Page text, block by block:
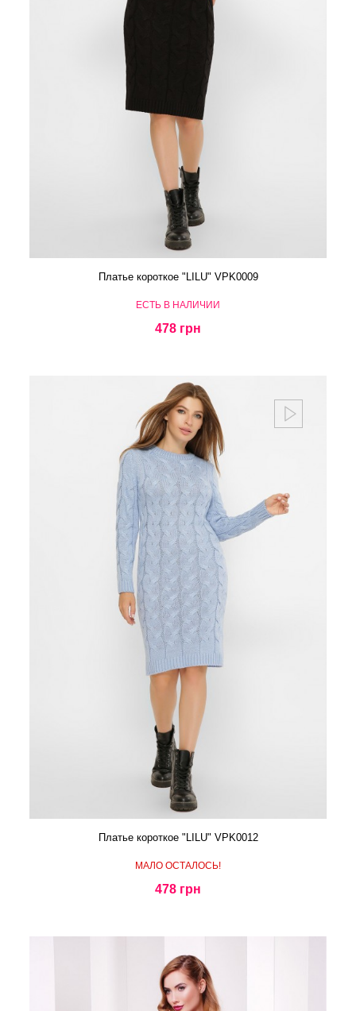
Платье короткое "LILU" VPK0009
ЕСТЬ В НАЛИЧИИ
478 грн
Платье короткое "LILU" VPK0012
МАЛО ОСТАЛОСЬ!
478 грн